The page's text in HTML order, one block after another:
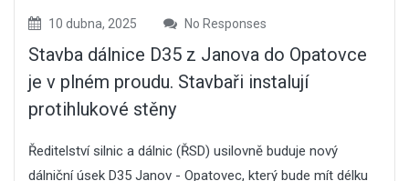
10 dubna, 2025 No Responses
Stavba dálnice D35 z Janova do Opatovce
je v plném proudu. Stavbaři instalují
protihlukové stěny
Ředitelství silnic a dálnic (ŘSD) usilovně buduje nový
dálniční úsek D35 Janov - Opatovec, který bude mít délku